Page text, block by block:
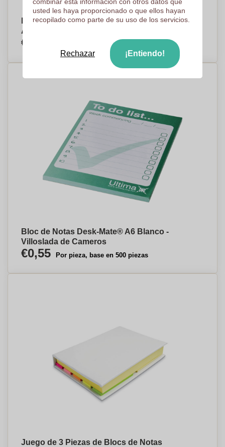
Bloc de notas de papel reciclado Desk-Mate®
A6 blanco - Fuentes de Ebro
€0,57 Por pieza, base en 500 piezas
Bloc de Notas Desk-Mate® A6 Blanco -
Villoslada de Cameros
€0,55 Por pieza, base en 500 piezas
Juego de 3 Piezas de Blocs de Notas
usted les haya proporcionado o que ellos hayan
recopilado como parte de su uso de los servicios.
Rechazar ¡Entiendo!